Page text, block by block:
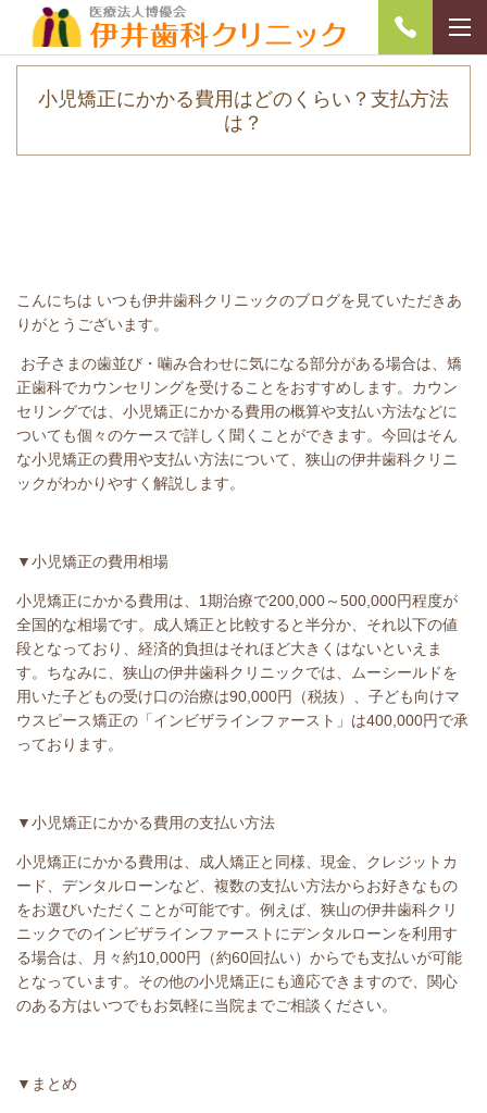
小児矯正にかかる費用はどのくらい？支払方法
は？
こんにちは いつも伊井歯科クリニックのブログを見ていただきあ
りがとうございます。
お子さまの歯並び・噛み合わせに気になる部分がある場合は、矯
正歯科でカウンセリングを受けることをおすすめします。カウン
セリングでは、小児矯正にかかる費用の概算や支払い方法などに
ついても個々のケースで詳しく聞くことができます。今回はそん
な小児矯正の費用や支払い方法について、狭山の伊井歯科クリニ
ックがわかりやすく解説します。
▼小児矯正の費用相場
小児矯正にかかる費用は、1期治療で200,000～500,000円程度が
全国的な相場です。成人矯正と比較すると半分か、それ以下の値
段となっており、経済的負担はそれほど大きくはないといえま
す。ちなみに、狭山の伊井歯科クリニックでは、ムーシールドを
用いた子どもの受け口の治療は90,000円（税抜）、子ども向けマ
ウスピース矯正の「インビザラインファースト」は400,000円で承
っております。
▼小児矯正にかかる費用の支払い方法
小児矯正にかかる費用は、成人矯正と同様、現金、クレジットカ
ード、デンタルローンなど、複数の支払い方法からお好きなもの
をお選びいただくことが可能です。例えば、狭山の伊井歯科クリ
ニックでのインビザラインファーストにデンタルローンを利用す
る場合は、月々約10,000円（約60回払い）からでも支払いが可能
となっています。その他の小児矯正にも適応できますので、関心
のある方はいつでもお気軽に当院までご相談ください。
▼まとめ